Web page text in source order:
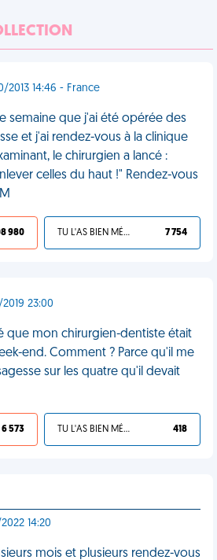
2013 14:46 - France
semaine que j'ai été opérée des
et j'ai rendez-vous à la clinique
le chirurgien a lancé :
celles du haut !" Rendez-vous
980 TU L'AS BIEN MÉRITÉ 7 754
23:00
que mon chirurgien-dentiste était
end. Comment ? Parce qu'il me
sur les quatre qu'il devait
6 573 TU L'AS BIEN MÉRITÉ 418
14:20
mois et plusieurs rendez-vous